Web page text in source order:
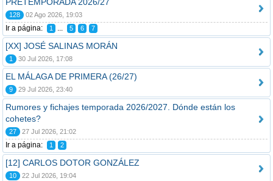
128 02 Ago 2026, 19:03
Ir a página: 1 ... 5 6 7
[XX] JOSÉ SALINAS MORÁN
1 30 Jul 2026, 17:08
EL MÁLAGA DE PRIMERA (26/27)
9 29 Jul 2026, 23:40
Rumores y fichajes temporada 2026/2027. Dónde están los
cohetes?
27 27 Jul 2026, 21:02
Ir a página: 1 2
[12] CARLOS DOTOR GONZÁLEZ
10 22 Jul 2026, 19:04